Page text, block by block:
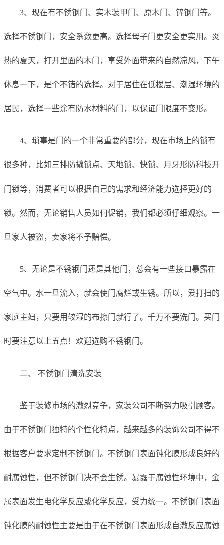
3、现在有不锈钢门、实木装甲门、原木门、锌钢门等。
选择不锈钢门，安全系数更高。选择母子门更安全更实用。炎
热的夏天，打开里面的木门，享受外面带来的自然凉风，下午
休息一下，是个不错的选择。对于居住在低楼层、潮湿环境的
居民，选择一些涂有防水材料的门，以保证门限度不变形。
4、琐事是门的一个非常重要的部分，现在市场上的锁有
很多种，比如三排防撬锁点、天地锁、快锁、月牙形防科技开
门锁等，消费者可以根据自己的需求和经济能力选择更好的
锁。然而，无论销售人员如何促销，我们都必须仔细观察。一
旦家人被盗，卖家将不予赔偿。
5、无论是不锈钢门还是其他门，总会有一些接口暴露在
空气中。水一旦流入，就会使门腐烂或生锈。所以，爱打扫的
家庭主妇，只要用较湿的布擦门就行了。千万不要洗门。买门
时要注意以上五点！欢迎选购不锈钢门。
二、 不锈钢门清洗安装
鉴于装修市场的激烈竞争，家装公司不断努力吸引顾客。
由于不锈钢门独特的个性化特点，越来越多的装饰公司不得不
根据客户要求定制不锈钢门。不锈钢门表面钝化膜形成良好的
耐腐蚀性，但不锈钢门决不会生锈。暴露于腐蚀性环境中，金
属表面发生电化学反应或化学反应，受力统一。不锈钢门表面
钝化膜的耐蚀性主要是由于在不锈钢门表面形成自激反应腐蚀